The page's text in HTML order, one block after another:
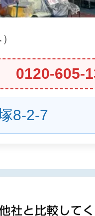
0120-605-
8-2-7